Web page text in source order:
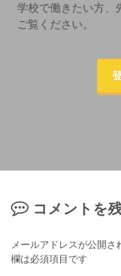
学校で働きたい方、
ご覧ください。
コメントを
メールアドレスが公開さ
欄は必須項目です